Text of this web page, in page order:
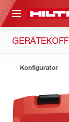
Konfigurator